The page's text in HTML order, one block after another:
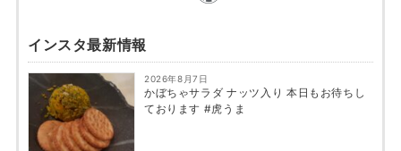
インスタ最新情報
2026年8月7日
かぼちゃサラダ ナッツ入り 本日もお待ちし
ております #虎うま